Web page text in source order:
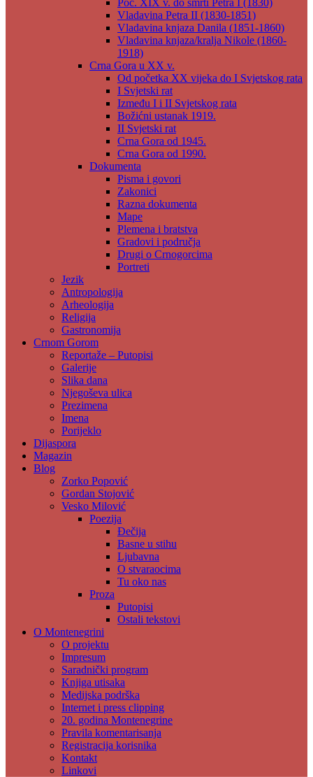
Poč. XIX v. do smrti Petra I (1830)
Vladavina Petra II (1830-1851)
Vladavina knjaza Danila (1851-1860)
Vladavina knjaza/kralja Nikole (1860-
1918)
Crna Gora u XX v.
Od početka XX vijeka do I Svjetskog rata
I Svjetski rat
Između I i II Svjetskog rata
Božićni ustanak 1919.
II Svjetski rat
Crna Gora od 1945.
Crna Gora od 1990.
Dokumenta
Pisma i govori
Zakonici
Razna dokumenta
Mape
Plemena i bratstva
Gradovi i područja
Drugi o Crnogorcima
Portreti
Jezik
Antropologija
Arheologija
Religija
Gastronomija
Crnom Gorom
Reportaže – Putopisi
Galerije
Slika dana
Njegoševa ulica
Prezimena
Imena
Porijeklo
Dijaspora
Magazin
Blog
Zorko Popović
Gordan Stojović
Vesko Milović
Poezija
Đečija
Basne u stihu
Ljubavna
O stvaraocima
Tu oko nas
Proza
Putopisi
Ostali tekstovi
O Montenegrini
O projektu
Impresum
Saradnički program
Knjiga utisaka
Medijska podrška
Internet i press clipping
20. godina Montenegrine
Pravila komentarisanja
Registracija korisnika
Kontakt
Linkovi